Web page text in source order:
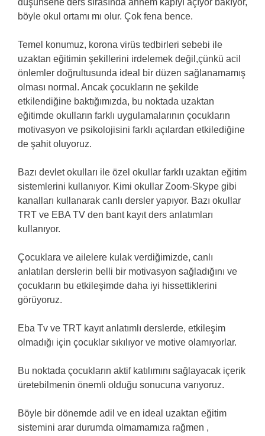
düşünsene ders sırasında annem kapıyı açıyor bakıyor,
böyle okul ortamı mı olur. Çok fena bence.
Temel konumuz, korona virüs tedbirleri sebebi ile
uzaktan eğitimin şekillerini irdelemek değil,çünkü acil
önlemler doğrultusunda ideal bir düzen sağlanamamış
olması normal. Ancak çocukların ne şekilde
etkilendiğine baktığımızda, bu noktada uzaktan
eğitimde okulların farklı uygulamalarının çocukların
motivasyon ve psikolojisini farklı açılardan etkilediğine
de şahit oluyoruz.
Bazı devlet okulları ile özel okullar farklı uzaktan eğitim
sistemlerini kullanıyor. Kimi okullar Zoom-Skype gibi
kanalları kullanarak canlı dersler yapıyor. Bazı okullar
TRT ve EBA TV den bant kayıt ders anlatımları
kullanıyor.
Çocuklara ve ailelere kulak verdiğimizde, canlı
anlatılan derslerin belli bir motivasyon sağladığını ve
çocukların bu etkileşimde daha iyi hissettiklerini
görüyoruz.
Eba Tv ve TRT kayıt anlatımlı derslerde, etkileşim
olmadığı için çocuklar sıkılıyor ve motive olamıyorlar.
Bu noktada çocukların aktif katılımını sağlayacak içerik
üretebilmenin önemli olduğu sonucuna varıyoruz.
Böyle bir dönemde adil ve en ideal uzaktan eğitim
sistemini arar durumda olmamamıza rağmen ,